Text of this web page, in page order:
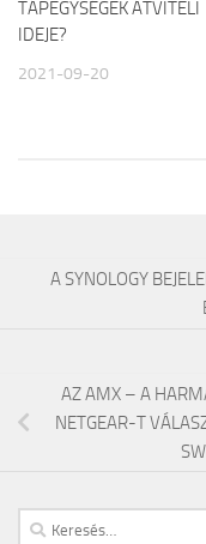
TÁPEGYSÉGEK ÁTVITELI
IDEJE?
2021-09-20
A SYNOLOGY
AZ AMX – A
NETGEAR-T
Keresés: